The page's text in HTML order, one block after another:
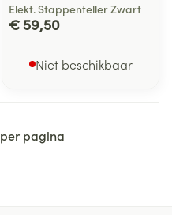
Elekt. Stappenteller Zwart
€ 59,50
Niet beschikbaar
per pagina